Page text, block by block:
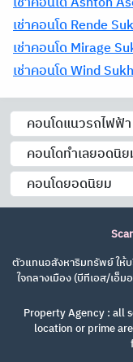
เช่าคอนโด Rende
เช่าคอนโด Mirage
เช่าคอนโด Wind
คอนโดแนวรถไฟฟ้า
คอนโดทำเลยอดนิ
คอนโดยอดนิยม
ตัวแทนอสังหาริมทรัพย์ ให้บ
ใจกลางเมือง (บีทีเอส/เอ็
Property Agency : all
location or prime